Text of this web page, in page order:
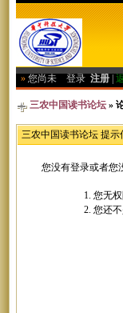
» 您尚未 登录 注册
三农中国读书论坛 »
三农中国读书论坛 提示
您没有登录或者您
您无
您还